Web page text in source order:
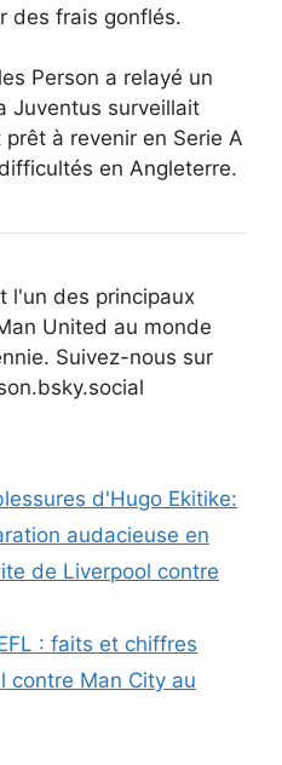
des frais gonflés.
Person a relayé un
Juventus surveillait
à revenir en Serie A
en Angleterre.
l'un des principaux
United au monde
Suivez-nous sur
d'Hugo Ekitike:
audacieuse en
de Liverpool contre
: faits et chiffres
contre Man City au